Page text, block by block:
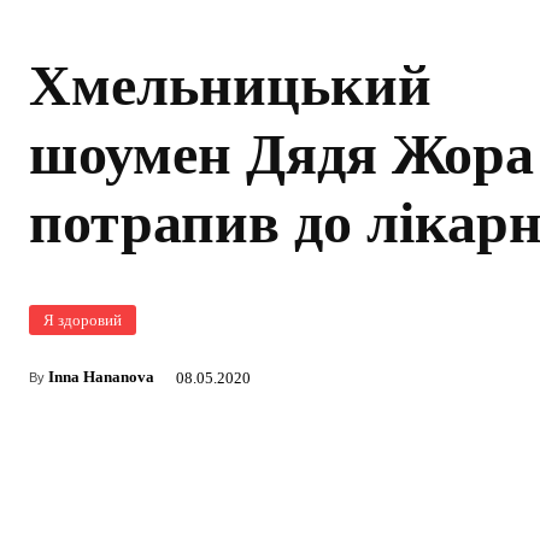
Хмельницький
шоумен Дядя Жора
потрапив до
Я здоровий
By Inna Hananova 08.05.2020